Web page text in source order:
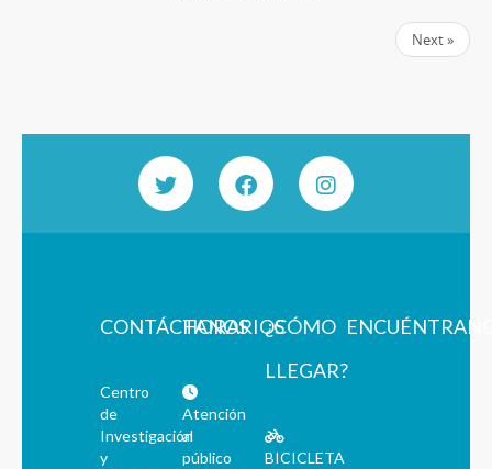
Next »
CONTÁCTANOS
Centro
de
Investigación
y
HORARIOS
Atención
al
público
¿CÓMO
LLEGAR?
BICICLETA